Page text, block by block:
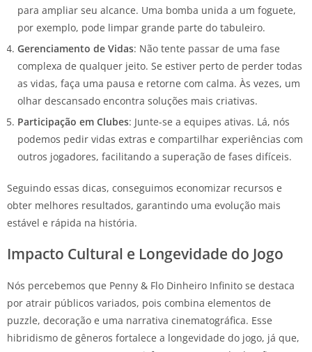
para ampliar seu alcance. Uma bomba unida a um foguete,
por exemplo, pode limpar grande parte do tabuleiro.
Gerenciamento de Vidas: Não tente passar de uma fase
complexa de qualquer jeito. Se estiver perto de perder todas
as vidas, faça uma pausa e retorne com calma. Às vezes, um
olhar descansado encontra soluções mais criativas.
Participação em Clubes: Junte-se a equipes ativas. Lá, nós
podemos pedir vidas extras e compartilhar experiências com
outros jogadores, facilitando a superação de fases difíceis.
Seguindo essas dicas, conseguimos economizar recursos e
obter melhores resultados, garantindo uma evolução mais
estável e rápida na história.
Impacto Cultural e Longevidade do Jogo
Nós percebemos que Penny & Flo Dinheiro Infinito se destaca
por atrair públicos variados, pois combina elementos de
puzzle, decoração e uma narrativa cinematográfica. Esse
hibridismo de gêneros fortalece a longevidade do jogo, já que,